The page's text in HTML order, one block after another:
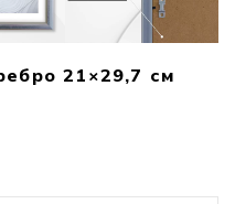
21×29,7 см